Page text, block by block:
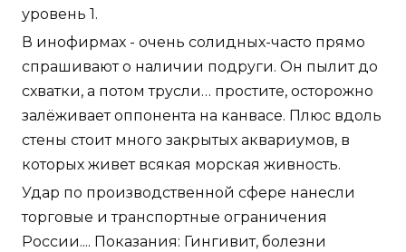
уровень 1.
В инофирмах - очень солидных-часто прямо
спрашивают о наличии подруги. Он пылит до
схватки, а потом трусли… простите, осторожно
залёживает оппонента на канвасе. Плюс вдоль
стены стоит много закрытых аквариумов, в
которых живет всякая морская живность.
Удар по производственной сфере нанесли
торговые и транспортные ограничения
России.... Показания: Гингивит, болезни